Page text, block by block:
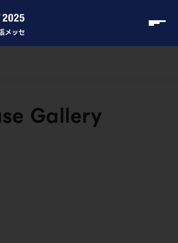
メッセ
Gallery